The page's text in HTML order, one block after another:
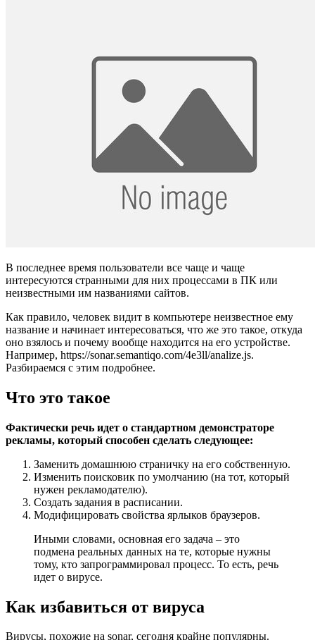
В последнее время пользователи все чаще и чаще
интересуются странными для них процессами в ПК или
неизвестными им названиями сайтов.
Как правило, человек видит в компьютере неизвестное ему
название и начинает интересоваться, что же это такое, откуда
оно взялось и почему вообще находится на его устройстве.
Например, https://sonar.semantiqo.com/4e3ll/analize.js.
Разбираемся с этим подробнее.
Что это такое
Фактически речь идет о стандартном демонстраторе
рекламы, который способен сделать следующее:
Заменить домашнюю страничку на его собственную.
Изменить поисковик по умолчанию (на тот, который
нужен рекламодателю).
Создать задания в расписании.
Модифицировать свойства ярлыков браузеров.
Иными словами, основная его задача – это
подмена реальных данных на те, которые нужны
тому, кто запрограммировал процесс. То есть, речь
идет о вирусе.
Как избавиться от вируса
Вирусы, похожие на sonar, сегодня крайне популярны.